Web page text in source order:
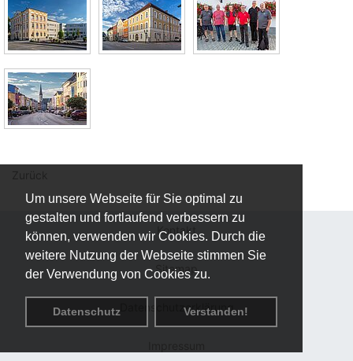
Um unsere Webseite für Sie optimal zu
gestalten und fortlaufend verbessern zu
können, verwenden wir Cookies. Durch die
weitere Nutzung der Webseite stimmen Sie
der Verwendung von Cookies zu.
Datenschutz Verstanden!
Kontakt
Sitemap
Datenschutzerklärung